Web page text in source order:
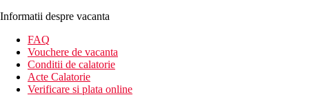
Informatii despre vacanta
FAQ
Vouchere de vacanta
Conditii de calatorie
Acte Calatorie
Verificare si plata online